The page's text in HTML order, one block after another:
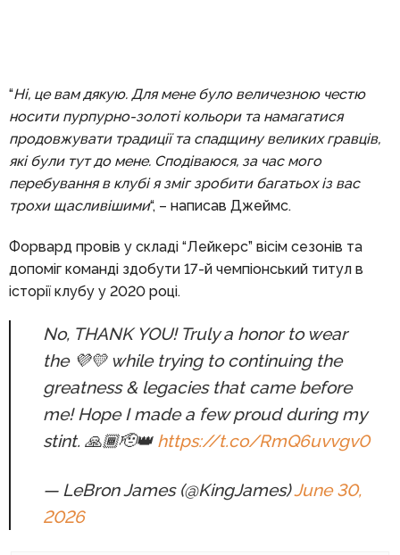
“Ні, це вам дякую. Для мене було величезною честю
носити пурпурно-золоті кольори та намагатися
продовжувати традиції та спадщину великих гравців,
які були тут до мене. Сподіваюся, за час мого
перебування в клубі я зміг зробити багатьох із вас
трохи щасливішими“, – написав Джеймс.
Форвард провів у складі “Лейкерс” вісім сезонів та
допоміг команді здобути 17-й чемпіонський титул в
історії клубу у 2020 році.
No, THANK YOU! Truly a honor to wear
the 💜💛 while trying to continuing the
greatness & legacies that came before
me! Hope I made a few proud during my
stint. 🙏🏾🫡👑 https://t.co/RmQ6uvvgv0
— LeBron James (@KingJames)June 30,
2026